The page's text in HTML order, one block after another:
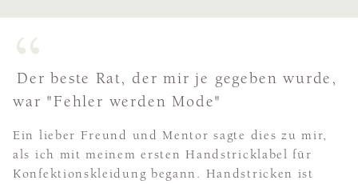
Der beste Rat, der mir je gegeben wurde,
war "Fehler werden Mode"
Ein lieber Freund und Mentor sagte dies zu mir,
als ich mit meinem ersten Handstricklabel für
Konfektionskleidung begann. Handstricken ist